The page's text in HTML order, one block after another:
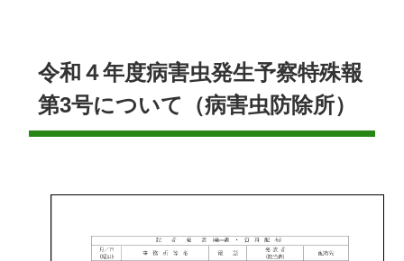
令和４年度病害虫発生予察特殊報
第3号について（病害虫防除所）